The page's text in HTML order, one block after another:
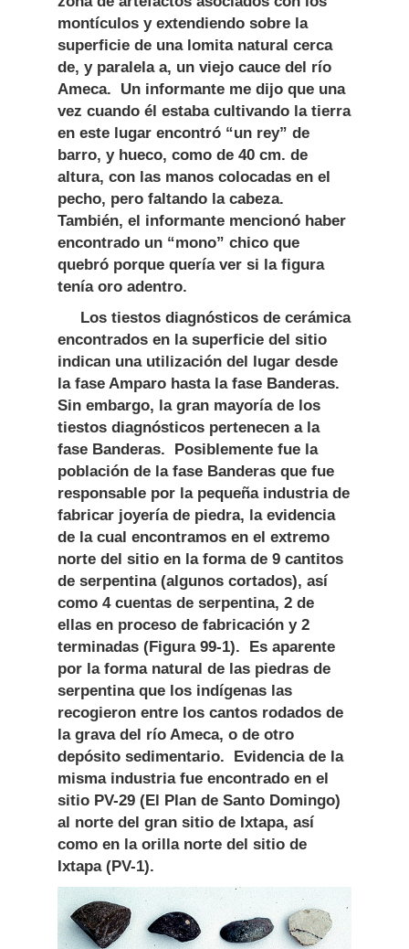
montículos y extendiendo sobre la
superficie de una lomita natural cerca
de, y paralela a, un viejo cauce del río
Ameca. Un informante me dijo que una
vez cuando él estaba cultivando la tierra
en este lugar encontró “un rey” de
barro, y hueco, como de 40 cm. de
altura, con las manos colocadas en el
pecho, pero faltando la cabeza.
También, el informante mencionó haber
encontrado un “mono” chico que
quebró porque quería ver si la figura
tenía oro adentro.
Los tiestos diagnósticos de cerámica
encontrados en la superficie del sitio
indican una utilización del lugar desde
la fase Amparo hasta la fase Banderas.
Sin embargo, la gran mayoría de los
tiestos diagnósticos pertenecen a la
fase Banderas. Posiblemente fue la
población de la fase Banderas que fue
responsable por la pequeña industria de
fabricar joyería de piedra, la evidencia
de la cual encontramos en el extremo
norte del sitio en la forma de 9 cantitos
de serpentina (algunos cortados), así
como 4 cuentas de serpentina, 2 de
ellas en proceso de fabricación y 2
terminadas (Figura 99-1). Es aparente
por la forma natural de las piedras de
serpentina que los indígenas las
recogieron entre los cantos rodados de
la grava del río Ameca, o de otro
depósito sedimentario. Evidencia de la
misma industria fue encontrado en el
sitio PV-29 (El Plan de Santo Domingo)
al norte del gran sitio de Ixtapa, así
como en la orilla norte del sitio de
Ixtapa (PV-1).